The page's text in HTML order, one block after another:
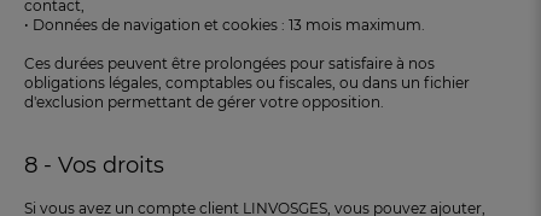
contact,
• Données de navigation et cookies : 13 mois maximum.
Ces durées peuvent être prolongées pour satisfaire à nos
obligations légales, comptables ou fiscales, ou dans un fichier
d'exclusion permettant de gérer votre opposition.
8 - Vos droits
Si vous avez un compte client LINVOSGES, vous pouvez ajouter,